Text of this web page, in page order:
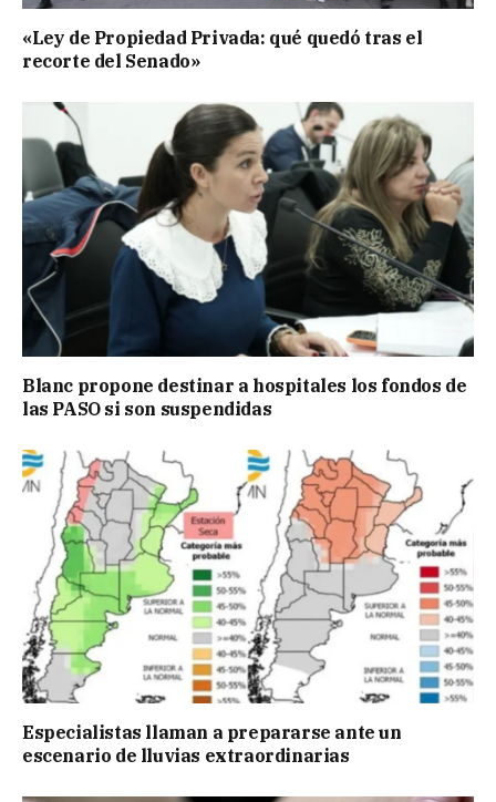
«Ley de Propiedad Privada: qué quedó tras el
recorte del Senado»
Blanc propone destinar a hospitales los fondos de
las PASO si son suspendidas
Especialistas llaman a prepararse ante un
escenario de lluvias extraordinarias